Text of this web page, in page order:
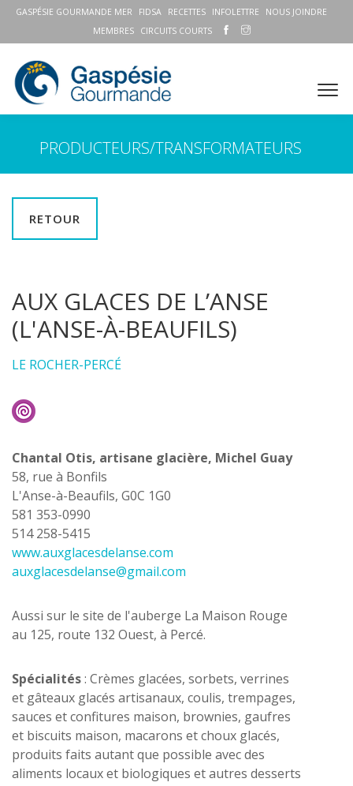
GASPÉSIE GOURMANDE MER FIDSA RECETTES INFOLETTRE
NOUS JOINDRE
MEMBRES
CIRCUITS COURTS
PRODUCTEURS/TRANSFORMATEURS
RETOUR
AUX GLACES DE L’ANSE
(L'ANSE-À-BEAUFILS)
LE ROCHER-PERCÉ
Chantal Otis, artisane glacière, Michel Guay
58, rue à Bonfils
L'Anse-à-Beaufils, G0C 1G0
581 353-0990
514 258-5415
www.auxglacesdelanse.com
auxglacesdelanse@gmail.com
Aussi sur le site de l'auberge La Maison Rouge
au 125, route 132 Ouest, à Percé.
Spécialités: Crèmes glacées, sorbets, verrines
et gâteaux glacés artisanaux, coulis, trempages,
sauces et confitures maison, brownies, gaufres
et biscuits maison, macarons et choux glacés,
produits faits autant que possible avec des
aliments locaux et biologiques et autres desserts